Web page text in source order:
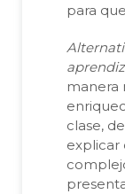
para
manera
clase,
explicar